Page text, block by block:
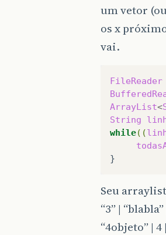
um vetor
os x
vai.
FileReader
ArrayList<
String
while((
Seu
“3” |
“4objeto” |